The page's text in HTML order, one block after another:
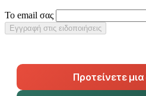
Το email σας
Εγγραφή στις ειδοποιήσεις
Προτείνετε